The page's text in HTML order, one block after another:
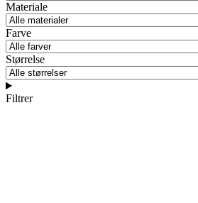
Materiale
Farve
Størrelse
Filtrer